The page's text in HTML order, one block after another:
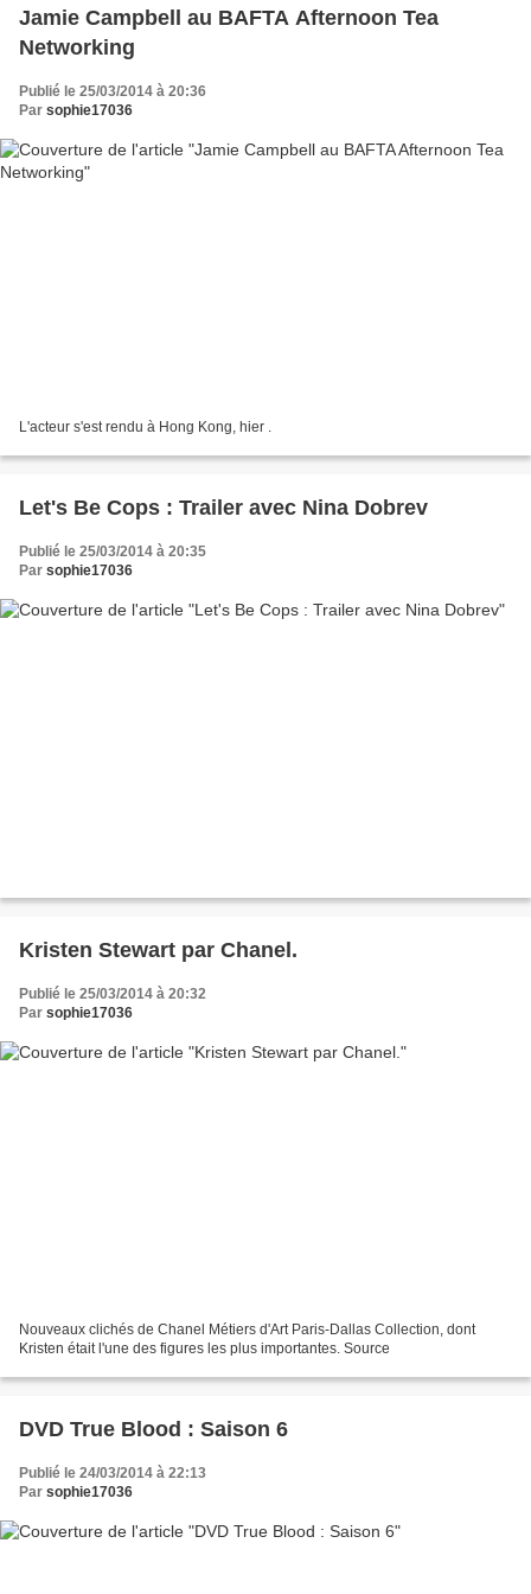
Jamie Campbell au BAFTA Afternoon Tea
Networking
Publié le 25/03/2014 à 20:36
Par sophie17036
L'acteur s'est rendu à Hong Kong, hier .
Let's Be Cops : Trailer avec Nina Dobrev
Publié le 25/03/2014 à 20:35
Par sophie17036
Kristen Stewart par Chanel.
Publié le 25/03/2014 à 20:32
Par sophie17036
Nouveaux clichés de Chanel Métiers d'Art Paris-Dallas Collection, dont
Kristen était l'une des figures les plus importantes. Source
DVD True Blood : Saison 6
Publié le 24/03/2014 à 22:13
Par sophie17036